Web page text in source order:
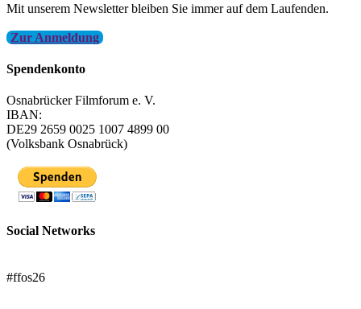
Mit unserem Newsletter bleiben Sie immer auf dem Laufenden.
Zur Anmeldung
Spendenkonto
Osnabrücker Filmforum e. V.
IBAN:
DE29 2659 0025 1007 4899 00
(Volksbank Osnabrück)
Social Networks
#ffos26